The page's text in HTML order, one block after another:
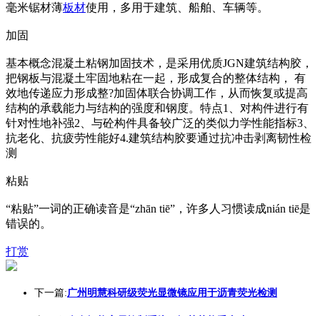
毫米锯材薄板材使用，多用于建筑、船舶、车辆等。
加固
基本概念混凝土粘钢加固技术，是采用优质JGN建筑结构胶，
把钢板与混凝土牢固地粘在一起，形成复合的整体结构， 有
效地传递应力形成整?加固体联合协调工作，从而恢复或提高
结构的承载能力与结构的强度和钢度。特点1、对构件进行有
针对性地补强2、与砼构件具备较广泛的类似力学性能指标3、
抗老化、抗疲劳性能好4.建筑结构胶要通过抗冲击剥离韧性检
测
粘贴
“粘贴”一词的正确读音是“zhān tiē”，许多人习惯读成nián tiē是
错误的。
打赏
下一篇:广州明慧科研级荧光显微镜应用于沥青荧光检测